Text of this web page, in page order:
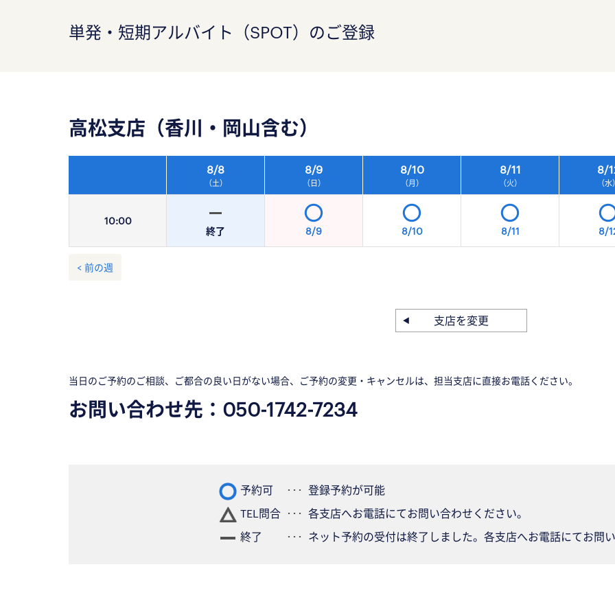
単発・短期アルバイト（SPOT）のご登録
高松支店（香川・岡山含む）
10:00
8/8
（土）
8/9
（日）
8/10
（月）
8/11
（火）
8/
（水）
終了 8/9 8/10 8/11 8/
< 前の週
支店を変更
当日のご予約のご相談、ご都合の良い日がない場合、ご予約の変更・キャンセルは、担当支店に直接お電話ください。
お問い合わせ先： 050-1742-7234
予約可
登録予約が可能
TEL問合
各支店へお電話にてお問い合わせください。
終了
ネット予約の受付は終了しました。各支店へお電話にてお問い